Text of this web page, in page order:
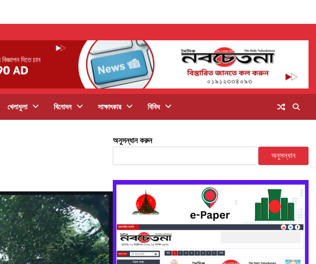
খেলাধুলা বিনোদন সাক্ষাৎকার বিবিধ
অনুসন্ধান করুন
অনুসন্ধান